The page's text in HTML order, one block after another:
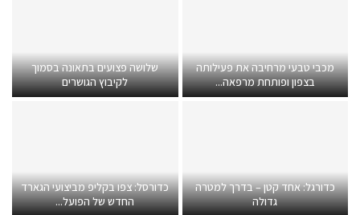
מכבי טבעי מרחיבה את פעילותה
בצפון ופותחת מרפאה...
שלושה פצועים בתאונה בסמוך
לקיבוץ הגושרים
כדורגל: אחד קטן – בדרך למטרה
גדולה
כדורסל: צפו בקליפ מביצועי הגארד
החדש של הפועל...